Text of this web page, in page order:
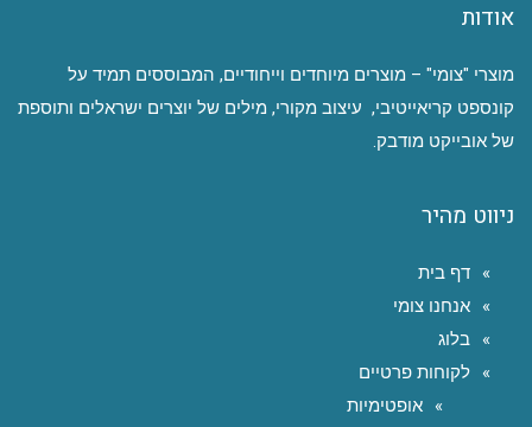
אודות
מוצרי "צומי" – מוצרים מיוחדים וייחודיים, המבוססים תמיד על
קונספט קריאייטיבי, עיצוב מקורי, מילים של יוצרים ישראלים ותוספת
של אובייקט מודבק.
ניווט מהיר
דף בית
אנחנו צומי
בלוג
לקוחות פרטיים
אופטימיות